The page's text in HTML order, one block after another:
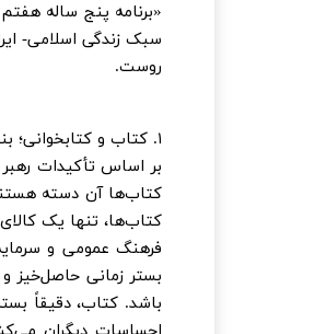
«برنامه پنج ساله
سبک زندگی اسلامی-
روست.
۱. کتاب و کتابخوانی؛ بنیان فرهنگ عمومی و سرمایه اجتماعی
بر اساس تأکیدات
کتاب‌ها آن دسته
کتاب‌ها، تنها یک
فرهنگ عمومی و
بستر زمانی حاصل‌خیز
باشد. کتاب، دقیقاً